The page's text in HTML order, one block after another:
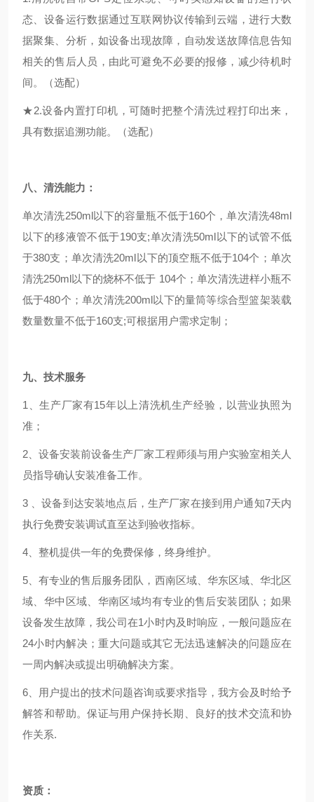
态、设备运行数据通过互联网协议传输到云端，进行大数
据聚集、分析，如设备出现故障，自动发送故障信息告知
相关的售后人员，由此可避免不必要的报修，减少待机时
间。
（选配）
★2.设备内置打印机，可随时把整个清洗过程打印出来，
具有数据追溯功能。（选配）
八、清洗能力：
单次清洗250ml以下的容量瓶不低于160个，单次清洗48ml
以下的移液管不低于190支;单次清洗50ml以下的试管不低
于380支；单次清洗20ml以下的顶空瓶不低于104个；单次
清洗250ml以下的烧杯不低于 104个； 单次清洗进样小瓶不
低于480个；单次清洗200ml以下的量筒等综合型篮架装载
数量数量不低于160支;可根据用户需求定制；
九、 技术服务
1、生产厂家有15年以上清洗机生产经验，以营业执照为
准；
2、设备安装前设备生产厂家工程师须与用户实验室相关人
员指导确认安装准备工作。
3 、设备到达安装地点后，生产厂家在接到用户通知7天内
执行免费安装调试直至达到验收指标。
4、整机提供一年的免费保修，终身维护。
5、有专业的售后服务团队，西南区域、华东区域、华北区
域、华中区域、华南区域均有专业的售后安装团队；如果
设备发生故障，我公司在1小时内及时响应，一般问题应在
24小时内解决；重大问题或其它无法迅速解决的问题应在
一周内解决或提出明确解决方案。
6、用户提出的技术问题咨询或要求指导，我方会及时给予
解答和帮助。保证与用户保持长期、良好的技术交流和协
作关系.
资质：